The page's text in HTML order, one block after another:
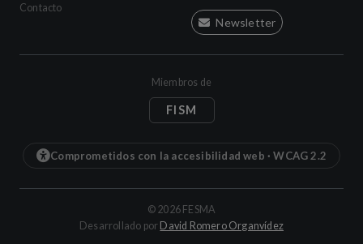
Contacto
Newsletter
Miembros de
FISM
Comprometidos con la accesibilidad web · WCAG 2.2
© 2026 FESMA
Desarrollado por David Romero Organvídez(se abre en una